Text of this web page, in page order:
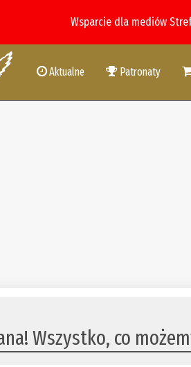
Wsparcie dla mediów
Aktualne Patronaty
Wszystko, co